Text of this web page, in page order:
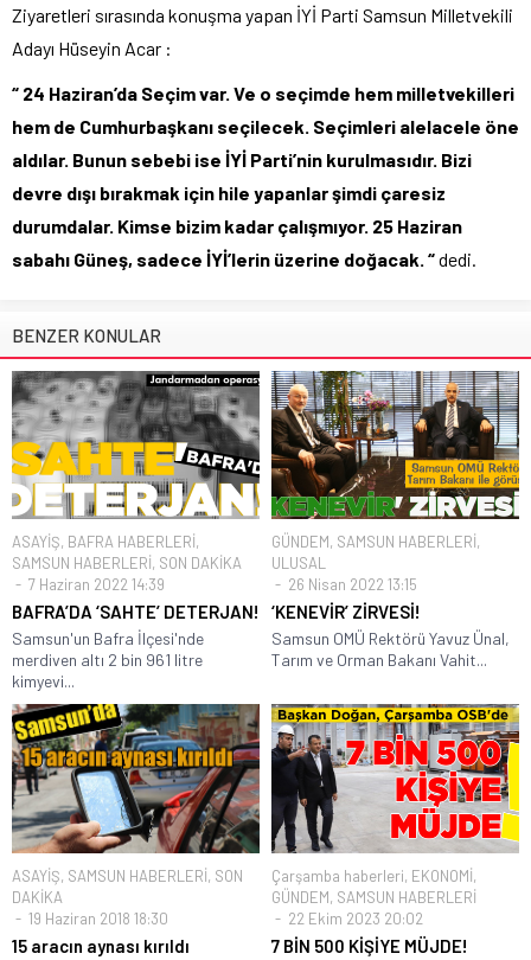
Ziyaretleri sırasında konuşma yapan İYİ Parti Samsun Milletvekili
Adayı Hüseyin Acar :
“ 24 Haziran’da Seçim var. Ve o seçimde hem milletvekilleri
hem de Cumhurbaşkanı seçilecek. Seçimleri alelacele öne
aldılar. Bunun sebebi ise İYİ Parti’nin kurulmasıdır. Bizi
devre dışı bırakmak için hile yapanlar şimdi çaresiz
durumdalar. Kimse bizim kadar çalışmıyor. 25 Haziran
sabahı Güneş, sadece İYİ’lerin üzerine doğacak. “dedi.
BENZER KONULAR
ASAYİŞ, BAFRA HABERLERİ,
SAMSUN HABERLERİ, SON DAKİKA
7 Haziran 2022 14:39
BAFRA’DA ‘SAHTE’ DETERJAN!
Samsun'un Bafra İlçesi'nde
merdiven altı 2 bin 961 litre
kimyevi...
GÜNDEM, SAMSUN HABERLERİ,
ULUSAL
26 Nisan 2022 13:15
‘KENEVİR’ ZİRVESİ!
Samsun OMÜ Rektörü Yavuz Ünal,
Tarım ve Orman Bakanı Vahit...
ASAYİŞ, SAMSUN HABERLERİ, SON
DAKİKA
19 Haziran 2018 18:30
15 aracın aynası kırıldı
Çarşamba haberleri, EKONOMİ,
GÜNDEM, SAMSUN HABERLERİ
22 Ekim 2023 20:02
7 BİN 500 KİŞİYE MÜJDE!